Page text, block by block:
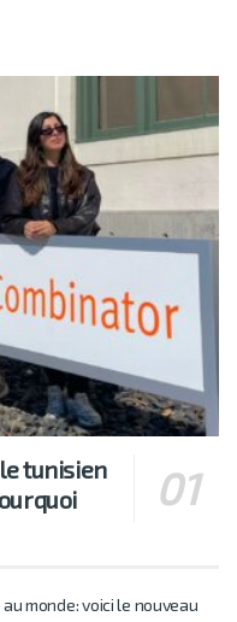
tunisien
monde: voici le nouveau